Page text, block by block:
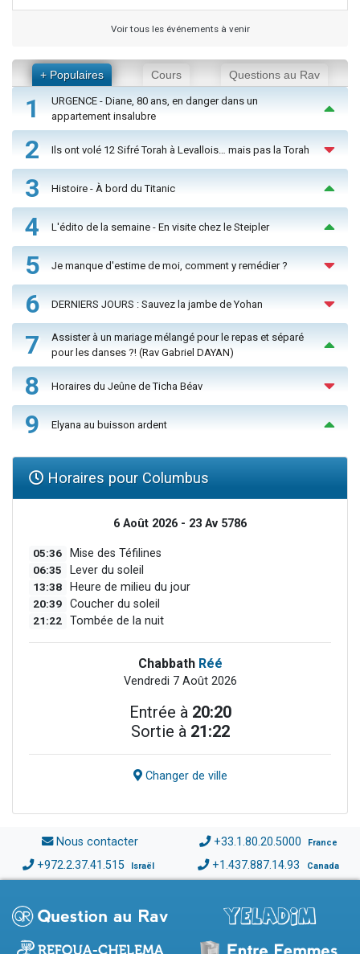
Voir tous les événements à venir
+ Populaires Cours Questions au Rav
1
URGENCE - Diane, 80 ans, en danger dans un
appartement insalubre
2 Ils ont volé 12 Sifré Torah à Levallois… mais pas la Torah
3 Histoire - À bord du Titanic
4 L'édito de la semaine - En visite chez le Steipler
5 Je manque d'estime de moi, comment y remédier ?
6 DERNIERS JOURS : Sauvez la jambe de Yohan
7
Assister à un mariage mélangé pour le repas et séparé
pour les danses ?! (Rav Gabriel DAYAN)
8 Horaires du Jeûne de Ticha Béav
9 Elyana au buisson ardent
Horaires pour Columbus
6 Août 2026 - 23 Av 5786
05:36 Mise des Téfilines
06:35 Lever du soleil
13:38 Heure de milieu du jour
20:39 Coucher du soleil
21:22 Tombée de la nuit
Chabbath Réé
Vendredi 7 Août 2026
Entrée à 20:20
Sortie à 21:22
Changer de ville
Nous contacter +33.1.80.20.5000 France
+972.2.37.41.515 Israël +1.437.887.14.93 Canada